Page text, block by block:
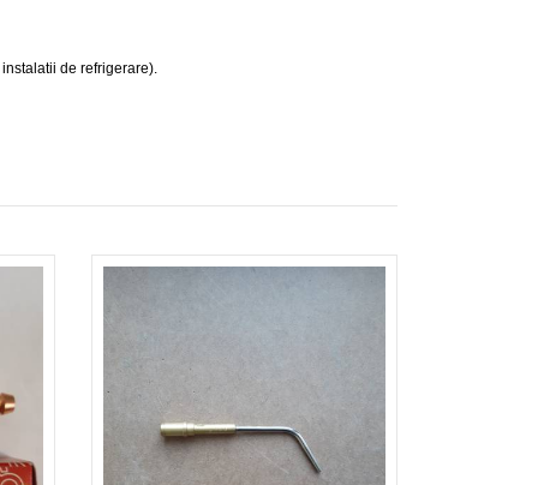
de refrigerare).